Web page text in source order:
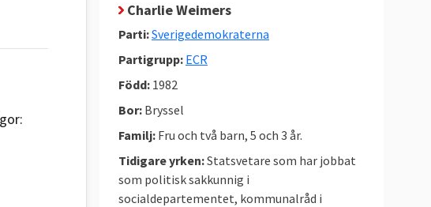
Charlie Weimers
Parti:Sverigedemokraterna
Partigrupp: ECR
Född: 1982
Bor: Bryssel
Familj: Fru och två barn, 5 och 3 år.
Tidigare yrken:Statsvetare som har jobbat
som politisk sakkunnig i
socialdepartementet, kommunalråd i